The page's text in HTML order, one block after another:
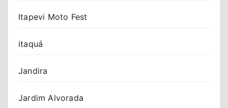
Itapevi Moto Fest
itaquá
Jandira
Jardim Alvorada